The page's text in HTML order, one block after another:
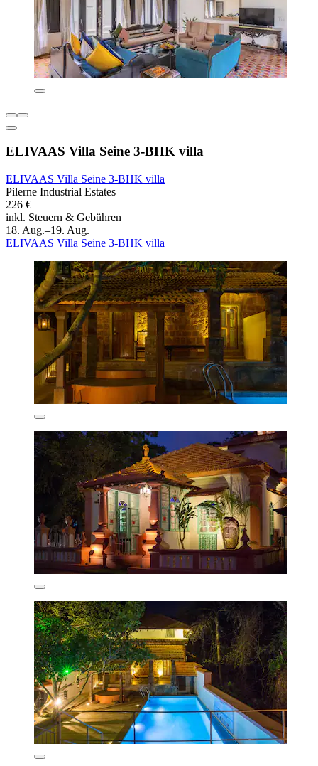
ELIVAAS Villa Seine 3-BHK villa
ELIVAAS Villa Seine 3-BHK villa
Pilerne Industrial Estates
226 €
inkl. Steuern & Gebühren
18. Aug.–19. Aug.
ELIVAAS Villa Seine 3-BHK villa